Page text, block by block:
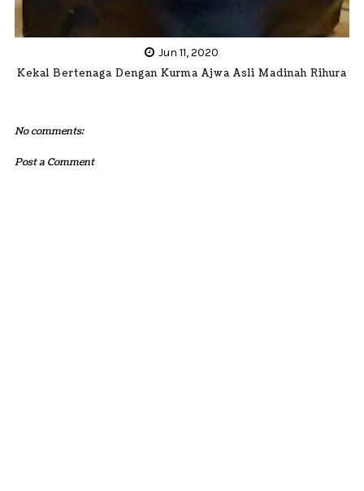
Jun 11, 2020
Kekal Bertenaga Dengan Kurma Ajwa Asli Madinah Rihura
No comments:
Post a Comment